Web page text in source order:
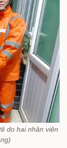
do hai nhân viên